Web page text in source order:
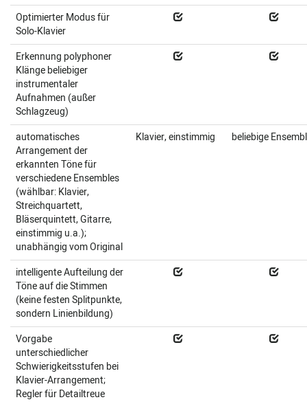
Optimierter Modus für
Solo-Klavier
Erkennung polyphoner
Klänge beliebiger
instrumentaler
Aufnahmen (außer
Schlagzeug)
automatisches
Arrangement der
erkannten Töne für
verschiedene Ensembles
(wählbar: Klavier,
Streichquartett,
Bläserquintett, Gitarre,
einstimmig u.a.);
unabhängig vom Original
Klavier, einstimmig beliebige
intelligente Aufteilung der
Töne auf die Stimmen
(keine festen Splitpunkte,
sondern Linienbildung)
Vorgabe
unterschiedlicher
Schwierigkeitsstufen bei
Klavier-Arrangement;
Regler für Detailtreue